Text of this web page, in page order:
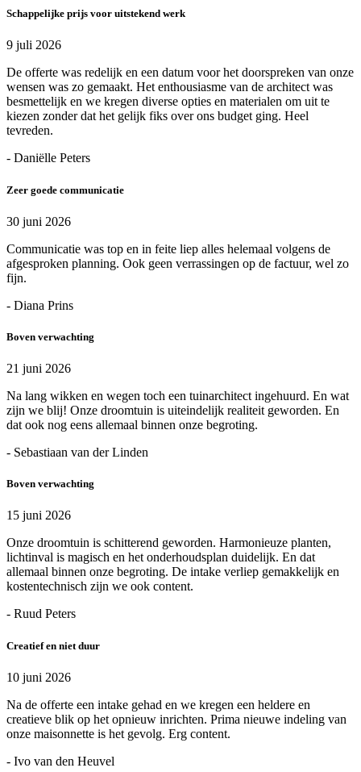
Schappelijke prijs voor uitstekend werk
9 juli 2026
De offerte was redelijk en een datum voor het doorspreken van onze
wensen was zo gemaakt. Het enthousiasme van de architect was
besmettelijk en we kregen diverse opties en materialen om uit te
kiezen zonder dat het gelijk fiks over ons budget ging. Heel
tevreden.
- Daniëlle Peters
Zeer goede communicatie
30 juni 2026
Communicatie was top en in feite liep alles helemaal volgens de
afgesproken planning. Ook geen verrassingen op de factuur, wel zo
fijn.
- Diana Prins
Boven verwachting
21 juni 2026
Na lang wikken en wegen toch een tuinarchitect ingehuurd. En wat
zijn we blij! Onze droomtuin is uiteindelijk realiteit geworden. En
dat ook nog eens allemaal binnen onze begroting.
- Sebastiaan van der Linden
Boven verwachting
15 juni 2026
Onze droomtuin is schitterend geworden. Harmonieuze planten,
lichtinval is magisch en het onderhoudsplan duidelijk. En dat
allemaal binnen onze begroting. De intake verliep gemakkelijk en
kostentechnisch zijn we ook content.
- Ruud Peters
Creatief en niet duur
10 juni 2026
Na de offerte een intake gehad en we kregen een heldere en
creatieve blik op het opnieuw inrichten. Prima nieuwe indeling van
onze maisonnette is het gevolg. Erg content.
- Ivo van den Heuvel